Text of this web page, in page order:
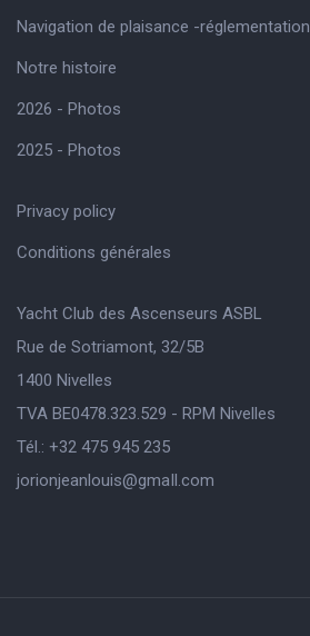
Navigation de plaisance -réglementation
Notre histoire
2026 - Photos
2025 - Photos
Privacy policy
Conditions générales
Yacht Club des Ascenseurs ASBL
Rue de Sotriamont, 32/5B
1400 Nivelles
TVA BE0478.323.529 - RPM Nivelles
Tél.: +32 475 945 235
jorionjeanlouis@gmaIl.com